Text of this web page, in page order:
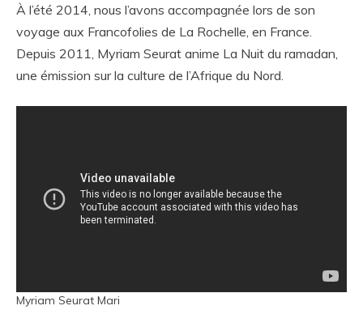
À l’été 2014, nous l’avons accompagnée lors de son
voyage aux Francofolies de La Rochelle, en France.
Depuis 2011, Myriam Seurat anime La Nuit du ramadan,
une émission sur la culture de l’Afrique du Nord.
Myriam Seurat Mari